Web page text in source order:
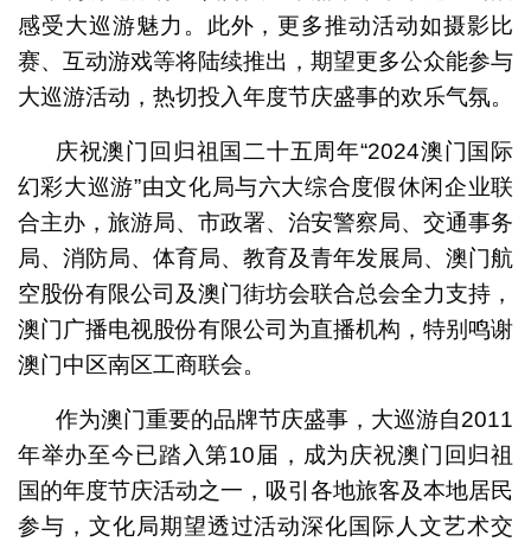
感受大巡游魅力。此外，更多推动活动如摄影比
赛、互动游戏等将陆续推出，期望更多公众能参与
大巡游活动，热切投入年度节庆盛事的欢乐气氛。
庆祝澳门回归祖国二十五周年“2024澳门国际
幻彩大巡游”由文化局与六大综合度假休闲企业联
合主办，旅游局、市政署、治安警察局、交通事务
局、消防局、体育局、教育及青年发展局、澳门航
空股份有限公司及澳门街坊会联合总会全力支持，
澳门广播电视股份有限公司为直播机构，特别鸣谢
澳门中区南区工商联会。
作为澳门重要的品牌节庆盛事，大巡游自2011
年举办至今已踏入第10届，成为庆祝澳门回归祖
国的年度节庆活动之一，吸引各地旅客及本地居民
参与，文化局期望透过活动深化国际人文艺术交